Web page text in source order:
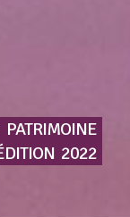
PATRIMOINE
2022